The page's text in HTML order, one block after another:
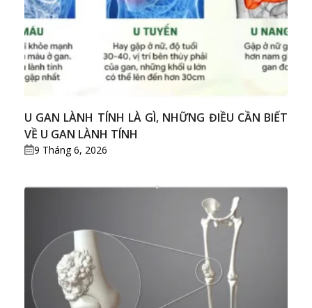
U GAN LÀNH TÍNH LÀ GÌ, NHỮNG ĐIỀU CẦN BIẾT
VỀ U GAN LÀNH TÍNH
9 Tháng 6, 2026